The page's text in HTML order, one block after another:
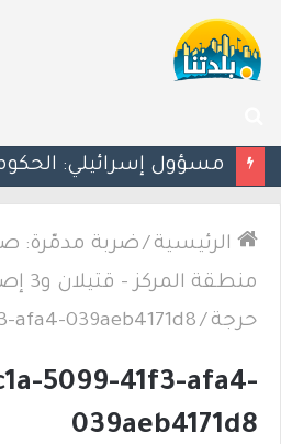
عن
الرئيسية / ضربة مدمّرة:
منطقة
حرجة /
afa4-039aeb4171d8
5099-41f3-afa4-
039aeb4171d8